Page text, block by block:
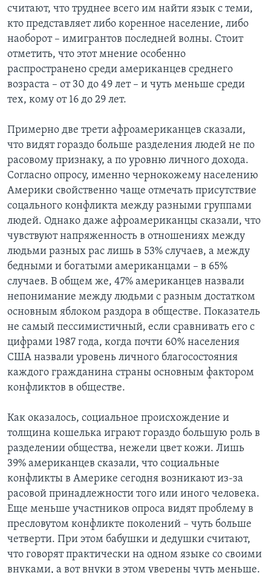
считают, что труднее всего им найти язык с теми,
кто представляет либо коренное население, либо
наоборот – имигрантов последней волны. Стоит
отметить, что этот мнение особенно
распространено среди американцев среднего
возраста – от 30 до 49 лет – и чуть меньше среди
тех, кому от 16 до 29 лет.
Примерно две трети афроамериканцев сказали,
что видят гораздо больше разделения людей не по
расовому признаку, а по уровню личного дохода.
Согласно опросу, именно чернокожему населению
Америки свойственно чаще отмечать присутствие
соцального конфликта между разными группами
людей. Однако даже афроамериканцы сказали, что
чувствуют напряженность в отношениях между
людьми разных рас лишь в 53% случаев, а между
бедными и богатыми американцами – в 65%
случаев. В общем же, 47% американцев назвали
непонимание между людьми с разным достатком
основным яблоком раздора в обществе. Показатель
не самый пессимистичный, если сравнивать его с
цифрами 1987 года, когда почти 60% населения
США назвали уровень личного благосостояния
каждого гражданина страны основным фактором
конфликтов в обществе.
Как оказалось, социальное происхождение и
толщина кошелька играют гораздо большую роль в
разделении общества, нежели цвет кожи. Лишь
39% американцев сказали, что социальные
конфликты в Америке сегодня возникают из-за
расовой принадлежности того или иного человека.
Еще меньше участников опроса видят проблему в
пресловутом конфликте поколений – чуть больше
четверти. При этом бабушки и дедушки считают,
что говорят практически на одном языке со своими
внуками, а вот внуки в этом уверены чуть меньше.